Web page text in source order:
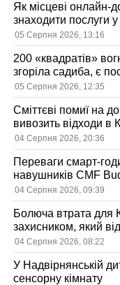
Як місцеві онлайн-
знаходити послуги у
05 Серпня 2026, 13:16
200 «квадратів»
згоріла садиба, є
05 Серпня 2026, 12:35
Сміттєві помиї на
вивозить відходи в
04 Серпня 2026, 20:36
Переваги смарт-
навушників CMF
користувачів
04 Серпня 2026, 09:39
Болюча втрата для
захисником, який
04 Серпня 2026, 08:22
У Надвірнянській
сенсорну кімнату